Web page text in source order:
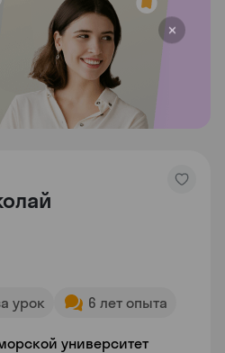
урок 6 лет опыта
университет